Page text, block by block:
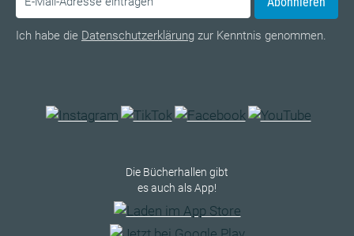
Ich habe die Datenschutzerklärung zur Kenntnis genommen.
Die Bücherhallen gibt
es auch als App!